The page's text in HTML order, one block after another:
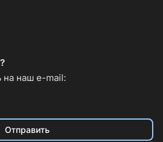
наш e-mail:
Отправить